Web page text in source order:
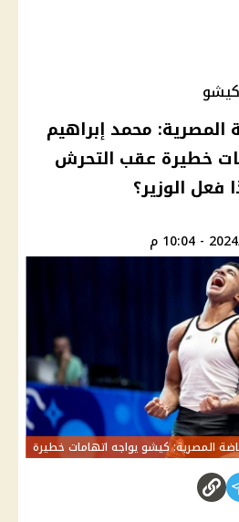
المصرية: محمد إبراهيم
خطيرة عقب التحرش
فعل الوزير؟
المصرية: كيشو يواجه اتهامات خطيرة